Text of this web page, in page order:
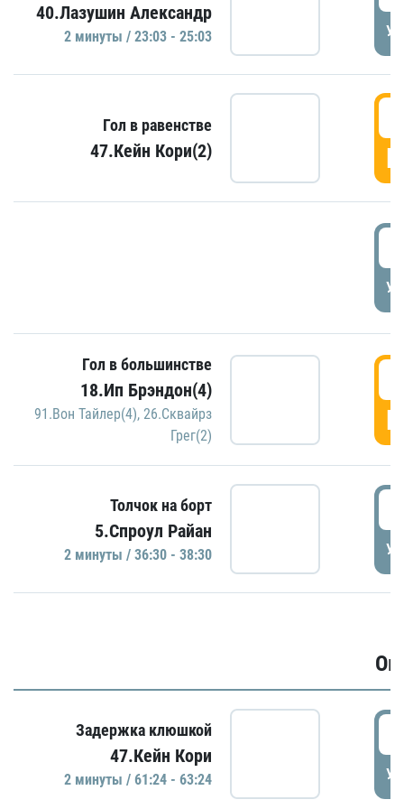
40.Лазушин Александр
2 минуты / 23:03 - 25:03
Гол в равенстве
47.Кейн Кори(2)
Гол в большинстве
18.Ип Брэндон(4)
91.Вон Тайлер(4), 26.Сквайрз
Грег(2)
Толчок на борт
5.Спроул Райан
2 минуты / 36:30 - 38:30
Задержка клюшкой
47.Кейн Кори
2 минуты / 61:24 - 63:24